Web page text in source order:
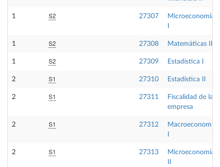
1 S2 27307
Microeconomía
1 S2 27308 Matemáticas II
1 S2 27309 Estadística I
2 S1 27310 Estadística II
2 S1 27311
Fiscalidad de la
empresa
2 S1 27312
Macroeconomía
2 S1 27313
Microeconomia